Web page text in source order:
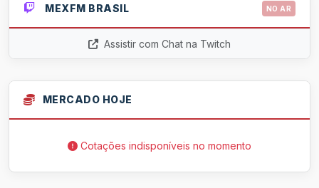
MEXFM BRASIL NO AR
Assistir com Chat na Twitch
MERCADO HOJE
Cotações indisponíveis no momento